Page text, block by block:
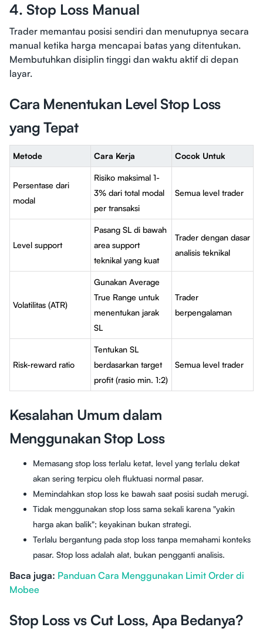
4. Stop Loss Manual
Trader memantau posisi sendiri dan menutupnya secara
manual ketika harga mencapai batas yang ditentukan.
Membutuhkan disiplin tinggi dan waktu aktif di depan
layar.
Cara Menentukan Level Stop Loss
yang Tepat
Metode Cara Kerja Cocok Untuk
Persentase dari
modal
Risiko maksimal 1-
3% dari total modal
per transaksi
Semua level trader
Level support
Pasang SL di bawah
area support
teknikal yang kuat
Trader dengan dasar
analisis teknikal
Volatilitas (ATR)
Gunakan Average
True Range untuk
menentukan jarak
SL
Trader
berpengalaman
Risk-reward ratio
Tentukan SL
berdasarkan target
profit (rasio min. 1:2)
Semua level trader
Kesalahan Umum dalam
Menggunakan Stop Loss
Memasang stop loss terlalu ketat, level yang terlalu dekat
akan sering terpicu oleh fluktuasi normal pasar.
Memindahkan stop loss ke bawah saat posisi sudah merugi.
Tidak menggunakan stop loss sama sekali karena "yakin
harga akan balik"; keyakinan bukan strategi.
Terlalu bergantung pada stop loss tanpa memahami konteks
pasar. Stop loss adalah alat, bukan pengganti analisis.
Baca juga: Panduan Cara Menggunakan Limit Order di
Mobee
Stop Loss vs Cut Loss, Apa Bedanya?